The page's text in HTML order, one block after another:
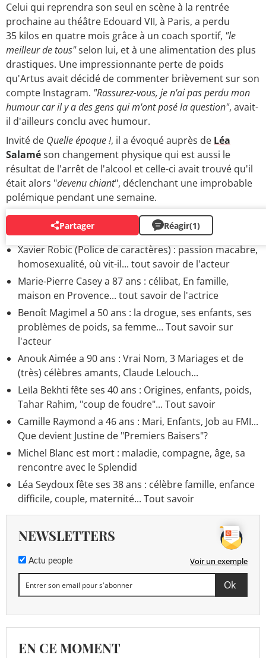
Celui qui reprendra son seul en scène à la rentrée
prochaine au théâtre Edouard VII, à Paris, a perdu
35 kilos en quatre mois grâce à un coach sportif, "le
meilleur de tous"selon lui, et à une alimentation des plus
drastiques. Une impressionnante perte de poids
qu'Artus avait décidé de commenter brièvement sur son
compte Instagram. "Rassurez-vous, je n'ai pas perdu mon
humour car il y a des gens qui m'ont posé la question", avait-
il d'ailleurs conclu avec humour.
Invité de Quelle époque !, il a évoqué auprès de Léa
Salaméson changement physique qui est aussi le
résultat de l'arrêt de l'alcool et celle-ci avait trouvé qu'il
était alors "devenu chiant", déclenchant une improbable
polémique pendant une semaine.
Partager Réagir(1)
ACTEURS
Xavier Robic (Police de caractères) : passion macabre,
homosexualité, où vit-il... tout savoir de l'acteur
Marie-Pierre Casey a 87 ans : célibat, En famille,
maison en Provence... tout savoir de l'actrice
Benoît Magimel a 50 ans : la drogue, ses enfants, ses
problèmes de poids, sa femme… Tout savoir sur
l'acteur
Anouk Aimée a 90 ans : Vrai Nom, 3 Mariages et de
(très) célèbres amants, Claude Lelouch...
Leïla Bekhti fête ses 40 ans : Origines, enfants, poids,
Tahar Rahim, "coup de foudre"... Tout savoir
Camille Raymond a 46 ans : Mari, Enfants, Job au FMI...
Que devient Justine de "Premiers Baisers"?
Michel Blanc est mort : maladie, compagne, âge, sa
rencontre avec le Splendid
Léa Seydoux fête ses 38 ans : célèbre famille, enfance
difficile, couple, maternité... Tout savoir
NEWSLETTERS
Actu people Voir un exemple
EN CE MOMENT